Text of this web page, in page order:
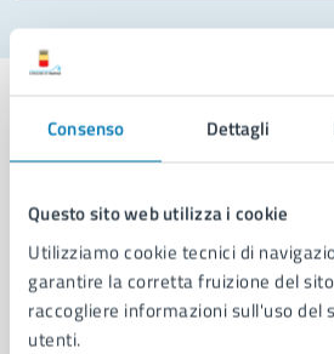
Consenso Dettagli
Questo sito web utilizza i cookie
Utilizziamo cookie tecnici di
garantire la corretta fruizione del
raccogliere informazioni sull'uso del
utenti.
AMMINISTRAZIONE
Aree amministrative
Organi di governo